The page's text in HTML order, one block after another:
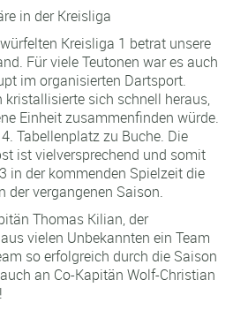
in der Kreisliga
Kreisliga 1 betrat unsere
Für viele Teutonen war es auch
im organisierten Dartsport.
kristallisierte sich schnell heraus,
Einheit zusammenfinden würde.
Tabellenplatz zu Buche. Die
ist vielversprechend und somit
in der kommenden Spielzeit die
der vergangenen Saison.
Thomas Kilian, der
vielen Unbekannten ein Team
so erfolgreich durch die Saison
an Co-Kapitän Wolf-Christian